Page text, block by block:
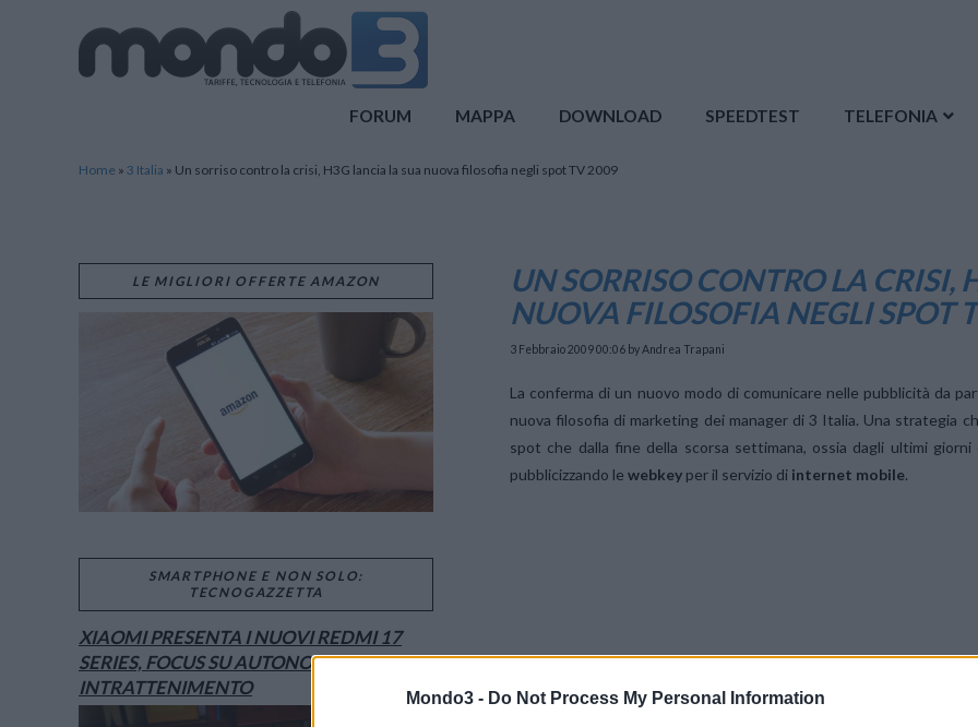
Mondo3 - Do Not Process My Personal Information
FORUM MAPPA DOWNLOAD SPEEDTEST TELEFONIA
Home » 3 Italia » Un sorriso contro la crisi, H3G lancia la sua nuova filosofia negli spot TV 2009
UN SORRISO CONTRO LA CRISI,
NUOVA FILOSOFIA NEGLI SPOT
3 Febbraio 2009 00:06 by Andrea Trapani
La conferma di un nuovo modo di comunicare nelle pubblicità da
nuova filosofia di marketing dei manager di 3 Italia. Una strategia
spot che dalla fine della scorsa settimana, ossia dagli ultimi
pubblicizzando le webkey per il servizio di internet mobile.
LE MIGLIORI OFFERTE AMAZON
SMARTPHONE E NON SOLO:
TECNOGAZZETTA
XIAOMI PRESENTA I NUOVI REDMI 17
SERIES, FOCUS SU AUTONOMIA E
INTRATTENIMENTO